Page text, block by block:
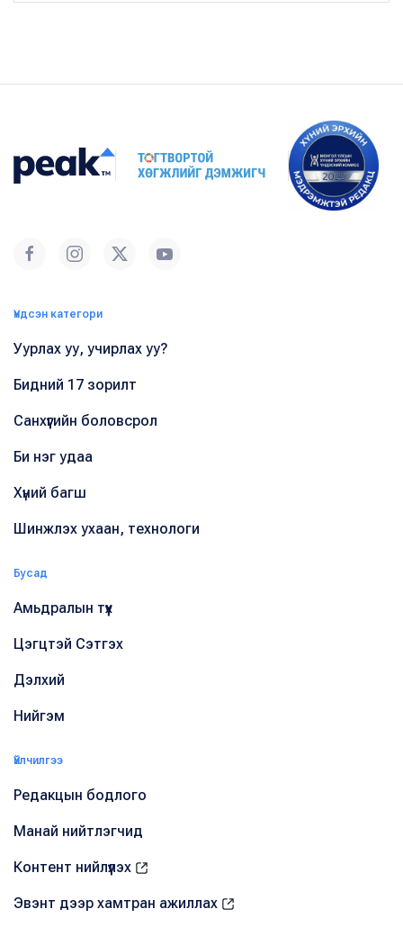
Үндсэн категори
Уурлах уу, учирлах уу?
Бидний 17 зорилт
Санхүүгийн боловсрол
Би нэг удаа
Хүний багш
Шинжлэх ухаан, технологи
Бусад
Амьдралын түүх
Цэгцтэй Сэтгэх
Дэлхий
Нийгэм
Үйлчилгээ
Редакцын бодлого
Манай нийтлэгчид
Контент нийлүүлэх
Эвэнт дээр хамтран ажиллах